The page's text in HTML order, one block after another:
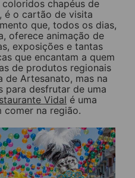
chapéus de
é o cartão de visita
que, todos os dias,
oferece animação de
exposições e tantas
que encantam a quem
de produtos regionais
de Artesanato, mas na
para desfrutar de uma
Vidal é uma
comer na região.